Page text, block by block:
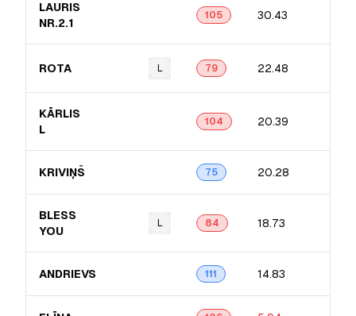
LAURIS
NR.2.1
105 30.43
ROTA L 79 22.48
KĀRLIS
L
104 20.39
KRIVIŅŠ 75 20.28
BLESS
YOU
L 84 18.73
ANDRIEVS 111 14.83